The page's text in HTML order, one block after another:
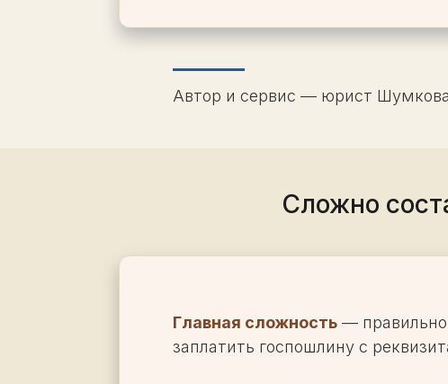
Автор и сервис — юрист Шумкова
Сложно
Главная сложность — правильно
заплатить госпошлину с